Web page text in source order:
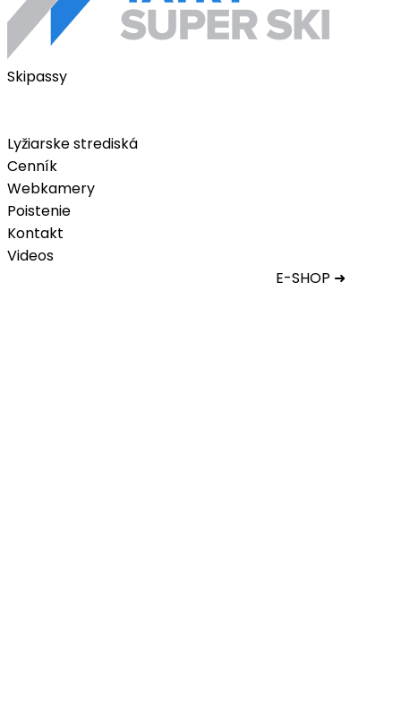
Skipassy
Lyžiarske strediská
Cenník
Webkamery
Poistenie
Kontakt
Videos
E-SHOP